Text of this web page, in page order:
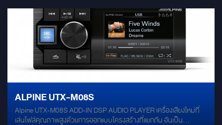
65 Hz - 40 kHz Power handling 300 Watts peak power 100 Watts
RMS power Design H.A.M.R surround Shallow Mounting Design
tweeter Multi-Layer Hybrid Fiber Cone Dimension Woofer
mounting diameter : 176 mm Woofer mounting depth : 59 mm
ALPINE UTX-M08S
Alpine UTX-M08S ADD-IN DSP AUDIO PLAYER เครื่องเสียงใหม่ที่
เล่นไฟล์คุณภาพสูงด้วยการออกแบบโครงสร้างที่แยกกัน อันเป็น